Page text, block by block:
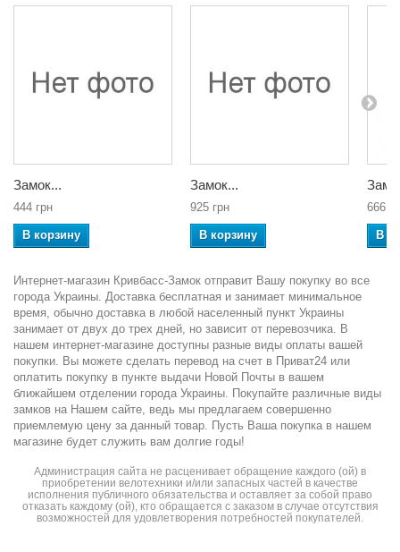
Замок...
444 грн
В корзину
Замок...
925 грн
В корзину
666
В
Интернет-магазин Кривбасс-Замок отправит Вашу покупку во все
города Украины. Доставка бесплатная и занимает минимальное
время, обычно доставка в любой населенный пункт Украины
занимает от двух до трех дней, но зависит от перевозчика. В
нашем интернет-магазине доступны разные виды оплаты вашей
покупки. Вы можете сделать перевод на счет в Приват24 или
оплатить покупку в пункте выдачи Новой Почты в вашем
ближайшем отделении города Украины. Покупайте различные виды
замков на Нашем сайте, ведь мы предлагаем совершенно
приемлемую цену за данный товар. Пусть Ваша покупка в нашем
магазине будет служить вам долгие годы!
Администрация сайта не расценивает обращение каждого (ой) в
приобретении велотехники и/или запасных частей в качестве
исполнения публичного обязательства и оставляет за собой право
отказать каждому (ой), кто обращается с заказом в случае отсутствия
возможностей для удовлетворения потребностей покупателей.